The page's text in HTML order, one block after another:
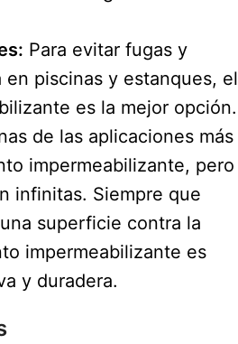
Para evitar fugas y
piscinas y estanques, el
es la mejor opción.
de las aplicaciones más
impermeabilizante, pero
infinitas. Siempre que
superficie contra la
impermeabilizante es
y duradera.